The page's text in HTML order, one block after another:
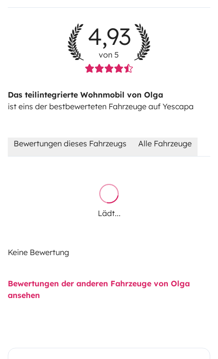
4,93
von 5
Das teilintegrierte Wohnmobil von Olga
ist eins der bestbewerteten Fahrzeuge auf Yescapa
Bewertungen dieses Fahrzeugs Alle Fahrzeuge
Lädt...
Keine Bewertung
Bewertungen der anderen Fahrzeuge von Olga
ansehen